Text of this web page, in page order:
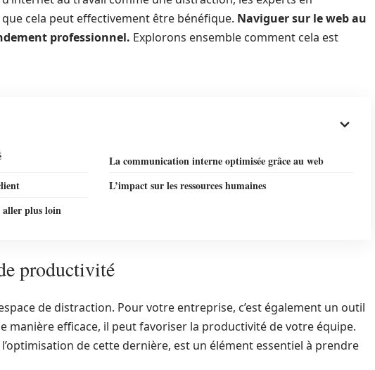
cela peut effectivement être bénéfique. Naviguer sur le web au
professionnel. Explorons ensemble comment cela est
La communication interne optimisée grâce au web
L’impact sur les ressources humaines
aller plus loin
productivité
de distraction. Pour votre entreprise, c’est également un outil
manière efficace, il peut favoriser la productivité de votre équipe.
l’optimisation de cette dernière, est un élément essentiel à prendre